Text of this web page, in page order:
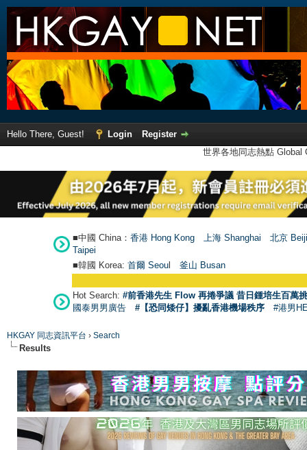
Hello There, Guest! Login
Register
世界各地同志熱點
■中國 China： 香港 Hong Kong 上海 Shanghai
北京
Taipei
■韓國 Korea: 首爾 Seoul 釜山 Busan
Hot Search: #前香港先生 Flow 再捲爭議 昔日鍾培生百萬
國泰男男廣告
#【恐同矮仔】擾亂香港機場秩序 #港男
HKGAY 同志資訊平台 › Search
Results